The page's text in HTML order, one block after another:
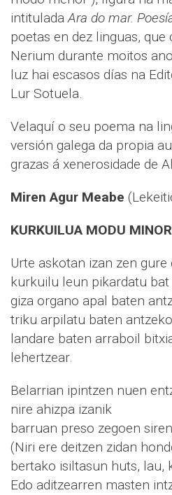
intituladaAra do mar.
poetas en dez linguas,
Nerium durante moitos
luz hai escasos días na
Lur Sotuela.
Velaquí o seu poema na
versión galega da propia
grazas á xenerosidade de
Miren Agur Meabe
KURKUILUA MODU
Urte askotan izan zen gure
kurkuilu leun pikardatu bat
giza organo apal baten
triku arpilatu baten
landare baten arraboil
lehertzear.
Belarrian ipintzen nuen
nire ahizpa izanik
barruan preso zegoen
(Niri ere deitzen zidan
bertako isiltasun huts, lau,
Edo aditzearren masten